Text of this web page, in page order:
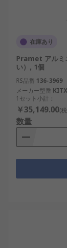
在庫あり
Pramet アルミ
い）, 1個
RS品番 136-3969
メーカー型番
1セット小計：
￥35,149.00(
数量